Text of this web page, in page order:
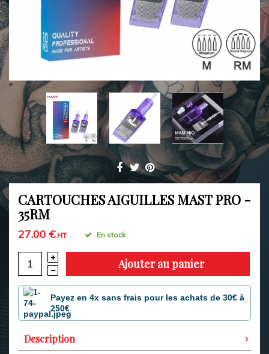
CARTOUCHES AIGUILLES MAST PRO -
35RM
27.00 €HT En stock
Ajouter au panier
Payez en 4x sans frais pour les achats de 30€ à
250€
Description